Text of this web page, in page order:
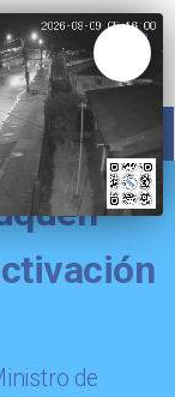
DEPORTES
de